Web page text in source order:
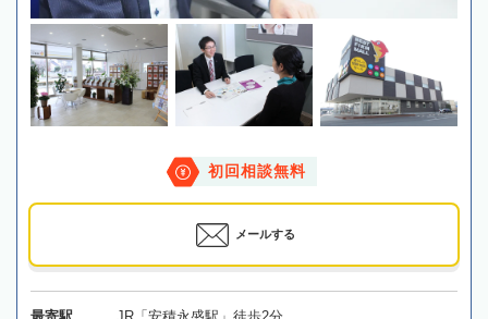
初回相談無料
メールする